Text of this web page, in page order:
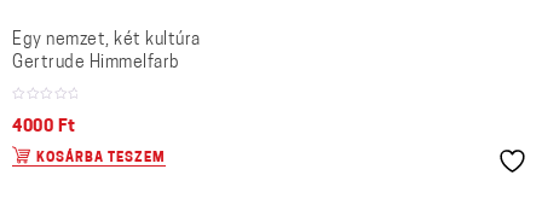
Egy nemzet, két kultúra
Gertrude Himmelfarb
4000 Ft
KOSÁRBA TESZEM